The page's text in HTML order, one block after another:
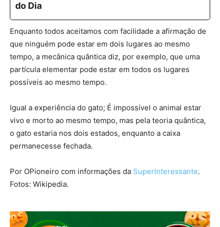
do Dia
Enquanto todos aceitamos com facilidade a afirmação de
que ninguém pode estar em dois lugares ao mesmo
tempo, a mecânica quântica diz, por exemplo, que uma
partícula elementar pode estar em todos os lugares
possíveis ao mesmo tempo.
Igual a experiência do gato; É impossível o animal estar
vivo e morto ao mesmo tempo, mas pela teoria quântica,
o gato estaria nos dois estados, enquanto a caixa
permanecesse fechada.
Por OPioneiro com informações da SuperInteressante.
Fotos: Wikipedia.